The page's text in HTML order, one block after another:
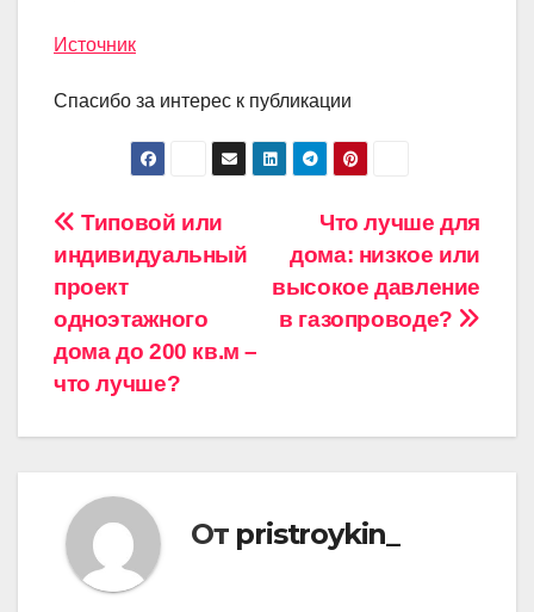
Источник
Спасибо за интерес к публикации
Навигация
по
записям
Что лучше для
дома: низкое или
высокое давление
в газопроводе?
Типовой или
индивидуальный
проект
одноэтажного
дома до 200 кв.м –
что лучше?
От pristroykin_